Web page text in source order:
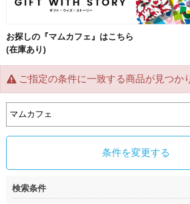
お探しの『マムカフェ』はこちら
(在庫あり)
ご指定の条件に一致する商品が見つか
条件を変更する
検索条件